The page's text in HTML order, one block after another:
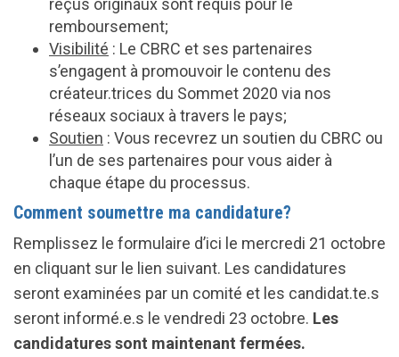
reçus originaux sont requis pour le
remboursement;
Visibilité : Le CBRC et ses partenaires
s’engagent à promouvoir le contenu des
créateur.trices du Sommet 2020 via nos
réseaux sociaux à travers le pays;
Soutien : Vous recevrez un soutien du CBRC ou
l’un de ses partenaires pour vous aider à
chaque étape du processus.
Comment soumettre ma candidature?
Remplissez le formulaire d’ici le mercredi 21 octobre
en cliquant sur le lien suivant. Les candidatures
seront examinées par un comité et les candidat.te.s
seront informé.e.s le vendredi 23 octobre. Les
candidatures sont maintenant fermées.